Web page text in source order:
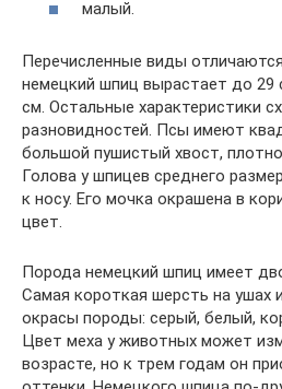
малый.
Перечисленные виды
немецкий шпиц вырастает до 29
см. Остальные характеристики
разновидностей. Псы имеют
большой пушистый хвост,
Голова у шпицев среднего
к носу. Его мочка окрашена в
цвет.
Порода немецкий шпиц имеет
Самая короткая шерсть на ушах
окрасы породы: серый, белый,
Цвет меха у животных может
возрасте, но к трем годам он